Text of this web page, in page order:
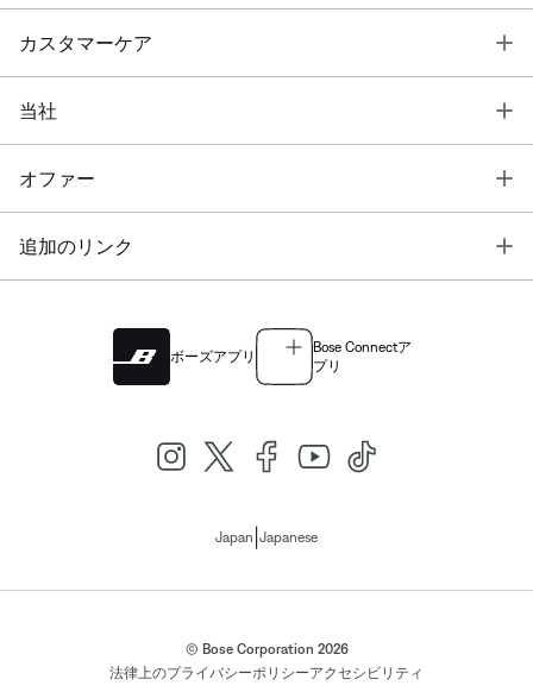
カスタマーケア
当社
オファー
追加のリンク
ボーズアプリ
Bose Connectア
プリ
Japan Japanese
© Bose Corporation 2026
法律上のプライバシーポリシーアクセシビリティ